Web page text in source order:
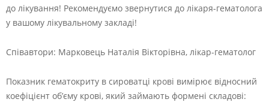
до лікування! Рекомендуємо звернутися до лікаря-гематолога
у вашому лікувальному закладі!
Співавтори: Марковець Наталія Вікторівна, лікар-гематолог
Показник гематокриту в сироватці крові вимірює відносний
коефіцієнт об’єму крові, який займають формені складові: